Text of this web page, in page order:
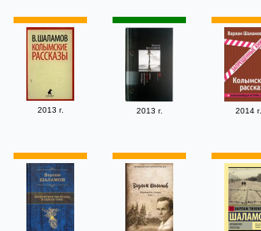
2013 г. 2013 г. 2014 г.